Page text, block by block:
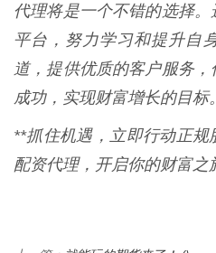
代理将是一个不错的选择
平台，努力学习和提升自
道，提供优质的客户服务
成功，实现财富增长的目标。
**抓住机遇，立即行动正
配资代理，开启你的财富之